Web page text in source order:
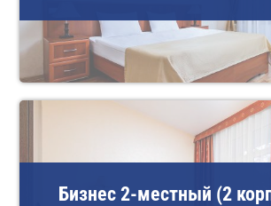
Бизнес 2-местный (2